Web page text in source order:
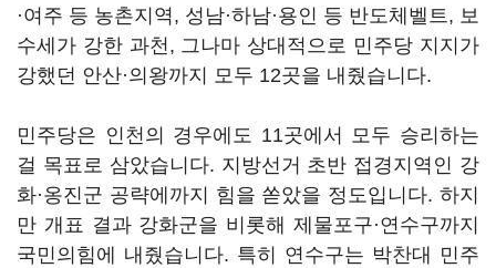
·여주 등 농촌지역, 성남·하남·용인 등 반도체벨트, 보
수세가 강한 과천, 그나마 상대적으로 민주당 지지가
강했던 안산·의왕까지 모두 12곳을 내줬습니다.
민주당은 인천의 경우에도 11곳에서 모두 승리하는
걸 목표로 삼았습니다. 지방선거 초반 접경지역인 강
화·옹진군 공략에까지 힘을 쏟았을 정도입니다. 하지
만 개표 결과 강화군을 비롯해 제물포구·연수구까지
국민의힘에 내줬습니다. 특히 연수구는 박찬대 민주